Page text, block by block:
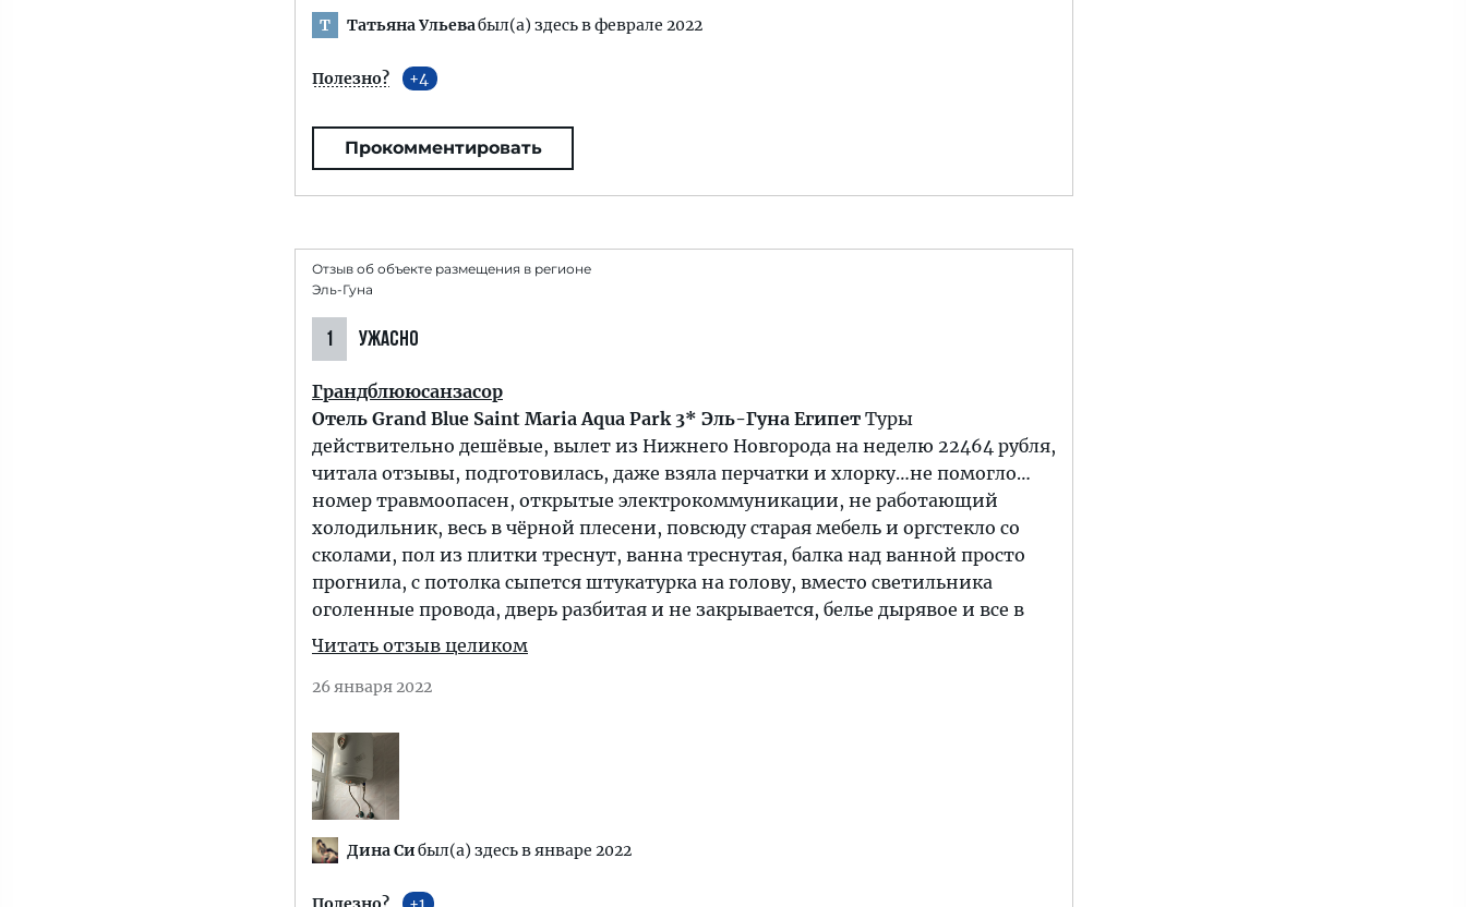
Т Татьяна Ульевабыл(а) здесь в феврале 2022
Полезно? 4
Прокомментировать
Отзыв об объекте размещения в регионе
Эль-Гуна
1 УЖАСНО
Грандблююсанзасор
Отель Grand Blue Saint Maria Aqua Park 3* Эль-Гуна Египет Туры
действительно дешёвые, вылет из Нижнего Новгорода на неделю 22464 рубля,
читала отзывы, подготовилась, даже взяла перчатки и хлорку…не помогло…
номер травмоопасен, открытые электрокоммуникации, не работающий
холодильник, весь в чёрной плесени, повсюду старая мебель и оргстекло со
сколами, пол из плитки треснут, ванна треснутая, балка над ванной просто
прогнила, с потолка сыпется штукатурка на голову, вместо светильника
оголенные провода, дверь разбитая и не закрывается, белье дырявое и все в
Читать отзыв целиком
26 января 2022
Дина Сибыл(а) здесь в январе 2022